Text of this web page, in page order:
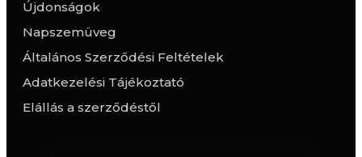
Újdonságok
Napszemüveg
Általános Szerződési Feltételek
Adatkezelési Tájékoztató
Elállás a szerződéstől